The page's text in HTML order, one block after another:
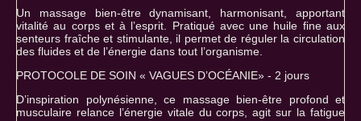
Un massage bien-être dynamisant, harmonisant, apportant
vitalité au corps et à l’esprit. Pratiqué avec une huile fine aux
senteurs fraîche et stimulante, il permet de réguler la circulation
des fluides et de l’énergie dans tout l’organisme.
PROTOCOLE DE SOIN « VAGUES D’OCÉANIE» - 2 jours
D’inspiration polynésienne, ce massage bien-être profond et
musculaire relance l’énergie vitale du corps, agit sur la fatigue